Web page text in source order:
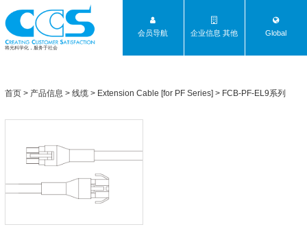
将光科学化，服务于社会
会员导航 企业信息 其他 Global
首页 > 产品信息 > 线缆 > Extension Cable [for PF Series] > FCB-PF-EL9系列